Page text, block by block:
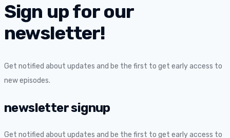
Sign up for our
newsletter!
Get notified about updates and be the first to get early access to
new episodes.
newsletter signup
Get notified about updates and be the first to get early access to